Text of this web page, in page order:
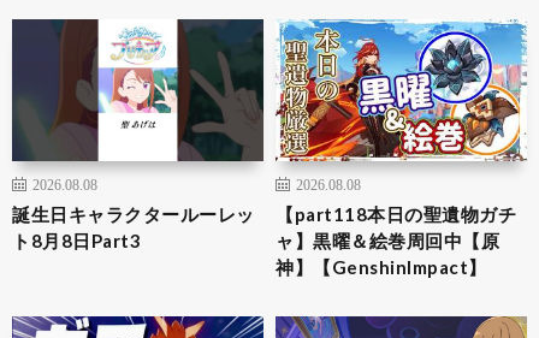
2026.08.08
誕生日キャラクタールーレッ
ト8月8日Part3
2026.08.08
【part118本日の聖遺物ガチ
ャ】黒曜＆絵巻周回中【原
神】【GenshinImpact】